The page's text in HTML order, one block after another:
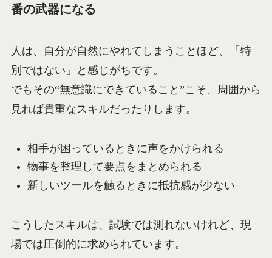
番の武器になる
人は、自分が自然にやれてしまうことほど、「特
別ではない」と感じがちです。
でもその“無意識にできていること”こそ、周囲から
見れば貴重なスキルだったりします。
相手が困っているときに声をかけられる
物事を整理して要点をまとめられる
新しいツールを触るときに抵抗感が少ない
こうしたスキルは、試験では測れないけれど、現
場では圧倒的に求められています。